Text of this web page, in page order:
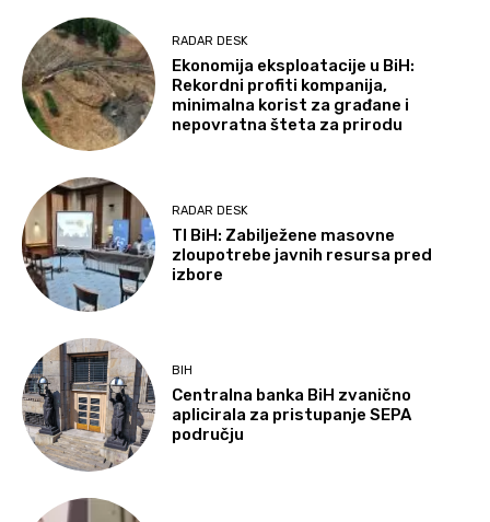
RADAR DESK
Ekonomija eksploatacije u BiH:
Rekordni profiti kompanija,
minimalna korist za građane i
nepovratna šteta za prirodu
RADAR DESK
TI BiH: Zabilježene masovne
zloupotrebe javnih resursa pred
izbore
BIH
Centralna banka BiH zvanično
aplicirala za pristupanje SEPA
području